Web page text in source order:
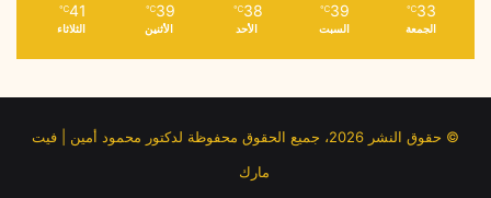
33
℃
الجمعة
39
℃
السبت
38
℃
الأحد
39
℃
الأثنين
41
℃
الثلاثاء
© حقوق النشر 2026، جميع الحقوق محفوظة لدكتور محمود أمين | فيت
مارك